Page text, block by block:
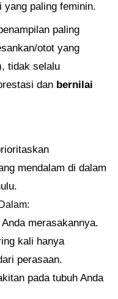
yang paling feminin.
paling
otot yang
tidak selalu
dan bernilai
mendalam di dalam
merasakannya.
kali hanya
perasaan.
pada tubuh Anda